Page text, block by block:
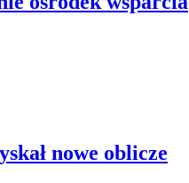
nowe oblicze